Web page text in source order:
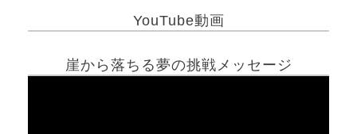
YouTube動画
崖から落ちる夢の挑戦メッセージ